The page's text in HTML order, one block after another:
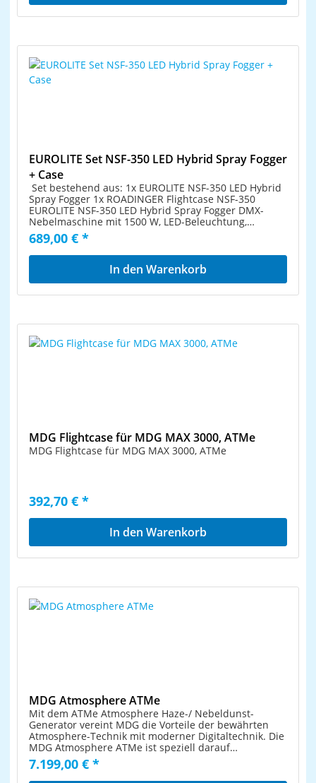
EUROLITE Set NSF-350 LED Hybrid Spray Fogger
+ Case
Set bestehend aus: 1x EUROLITE NSF-350 LED Hybrid
Spray Fogger 1x ROADINGER Flightcase NSF-350
EUROLITE NSF-350 LED Hybrid Spray Fogger DMX-
Nebelmaschine mit 1500 W, LED-Beleuchtung,
senk-/waagerechtem Ausstoß LED-Lichteffekt und
Nebelgeysir in einem Gerät Effektive
Nebeleffektmaschine mit kräftigem, senkrechtem
Nebelausstoß Austrittsdüse mit RGB-LED-Beleuchtung
für eindrucksvolle Effekt-Präsentation 5-7 Meter hohe
Funkfernbedienung oder per integrierter DMX512-
Schnittstelle Zusätzliche Taste für manuelle
Auslösung Bestückung mit 21 x 3-W-LED: 7 x rot, 7 x
Einbauversion Stromanschlusskabel mit
Schutzkontakt (M) (mitgeliefert) Ansteuerung:
Funkfernsteuerung Ansteuerung: DMX Ansteuerung:
NSF-350 PRO Flightcase für eine NSF-350
Nebelmaschine Passend für 1 Gerät Innenraum mit
Schaumstoffpolsterung Hochwertige Verarbeitung mit
7 mm Birkenmultiplexholz, dunkelbraun laminiert
Aluminiumprofilrahmen (25 mm) mit abgerundeten
Ecken Dreischenklige, mittelgroße Stahlkugelecken 2
große, verchromte Butterfly-Schlösser 2 verchromte
689,00 € *
In den Warenkorb
MDG Flightcase für MDG MAX 3000, ATMe
MDG Flightcase für MDG MAX 3000, ATMe
392,70 € *
In den Warenkorb
MDG Atmosphere ATMe
Mit dem ATMe Atmosphere Haze-/ Nebeldunst-
Generator vereint MDG die Vorteile der bewährten
Atmosphere-Technik mit moderner Digitaltechnik. Die
MDG Atmosphere ATMe ist speziell darauf
abgestimmt, nur feinsten, schier unsichtbaren
Nebeldunst zu erzeugen, der feine Lichtstrahlen und
7.199,00 € *